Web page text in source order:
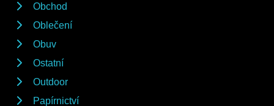
Obchod
Oblečení
Obuv
Ostatní
Outdoor
Papírnictví